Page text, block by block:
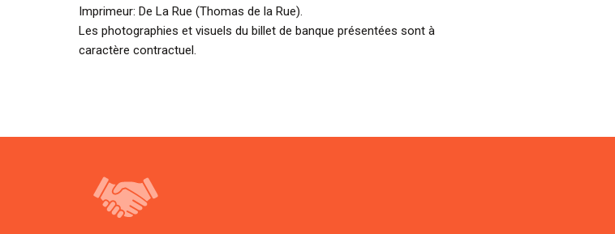
Imprimeur: De La Rue (Thomas de la Rue).
Les photographies et visuels du billet de banque présentées sont à
caractère contractuel.